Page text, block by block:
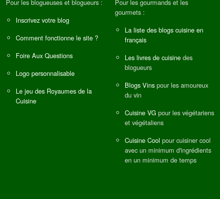
Pour les blogueuses et blogueurs :
Inscrivez votre blog
Comment fonctionne le site ?
Foire Aux Questions
Logo personnalisable
Le jeu des Royaumes de la
Cuisine
Pour les gourmands et les
gourmets :
La liste des blogs cuisine en
français
Les livres de cuisine des
blogueurs
Blogs Vins pour les amoureux
du vin
Cuisine VG pour les végétariens
et végétaliens
Cuisine Cool pour cuisiner cool
avec un minimum d'ingrédients
en un minimum de temps